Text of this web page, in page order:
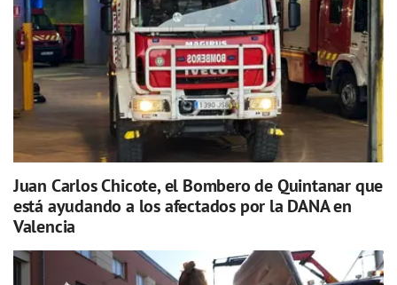
Juan Carlos Chicote, el Bombero de Quintanar que
está ayudando a los afectados por la DANA en
Valencia